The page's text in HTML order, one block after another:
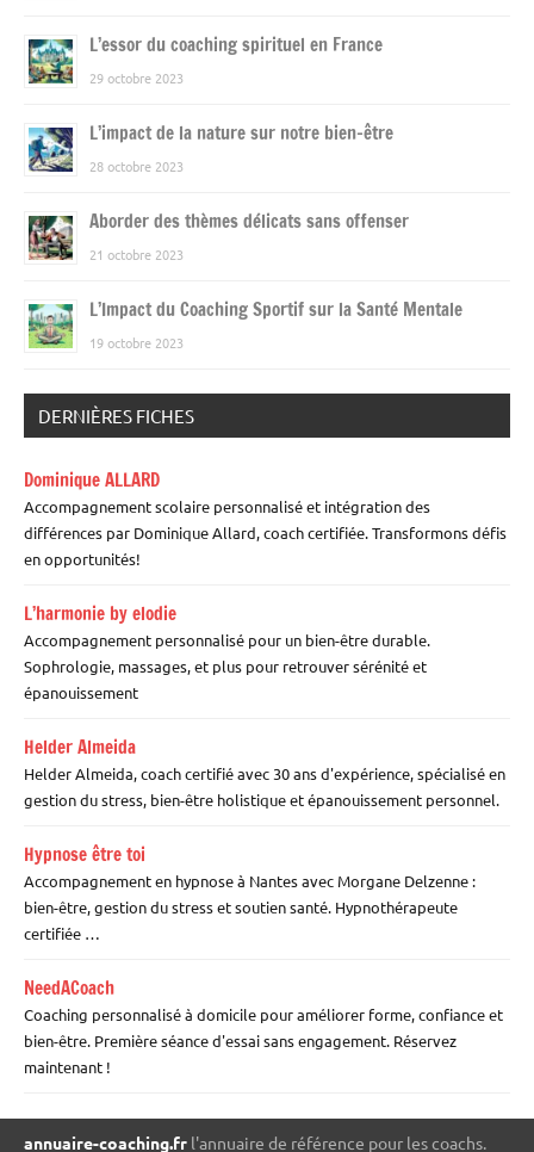
L’essor du coaching spirituel en France
29 octobre 2023
L’impact de la nature sur notre bien-être
28 octobre 2023
Aborder des thèmes délicats sans offenser
21 octobre 2023
L’Impact du Coaching Sportif sur la Santé Mentale
19 octobre 2023
DERNIÈRES FICHES
Dominique ALLARD
Accompagnement scolaire personnalisé et intégration des
différences par Dominique Allard, coach certifiée. Transformons défis
en opportunités!
L’harmonie by elodie
Accompagnement personnalisé pour un bien-être durable.
Sophrologie, massages, et plus pour retrouver sérénité et
épanouissement
Helder Almeida
Helder Almeida, coach certifié avec 30 ans d'expérience, spécialisé en
gestion du stress, bien-être holistique et épanouissement personnel.
Hypnose être toi
Accompagnement en hypnose à Nantes avec Morgane Delzenne :
bien-être, gestion du stress et soutien santé. Hypnothérapeute
certifiée …
NeedACoach
Coaching personnalisé à domicile pour améliorer forme, confiance et
bien-être. Première séance d'essai sans engagement. Réservez
maintenant !
annuaire-coaching.fr l'annuaire de référence pour les coachs.